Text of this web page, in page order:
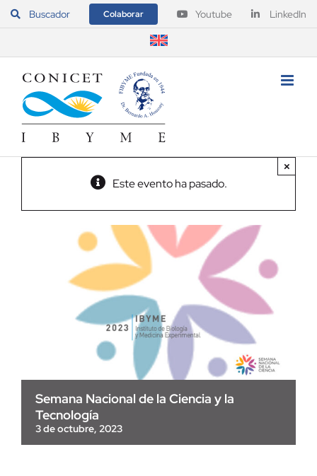
Saltar
Buscador Colaborar Youtube LinkedIn
Este evento ha pasado.
×
Semana Nacional de la Ciencia y la
Tecnología
3 de octubre, 2023